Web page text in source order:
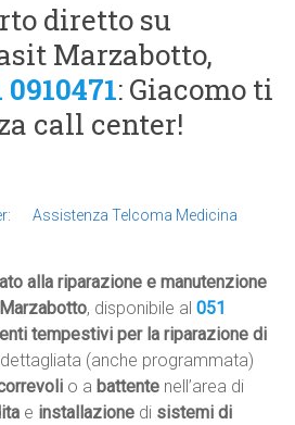
diretto su
Marzabotto,
0910471: Giacomo ti
call center!
Assistenza Telcoma Medicina
alla riparazione e manutenzione
, disponibile al051
tempestivi per la riparazione di
(anche programmata)
o a battente nell’area di
e installazione di sistemi di